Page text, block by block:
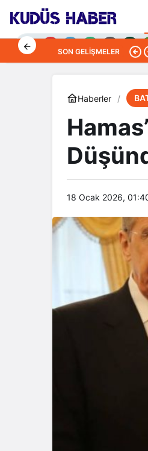
Gündüz Modu
Gündüz modunu
Gece modunu
Sistem Modu
Sistem modunu
SON GELIŞMELER
Haberler
18 Ocak 2026,